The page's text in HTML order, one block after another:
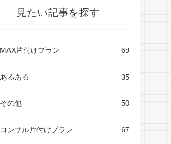
見たい記事を探す
MAX片付けプラン 69
あるある 35
その他 50
コンサル片付けプラン 67